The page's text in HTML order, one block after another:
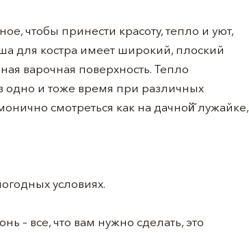
чтобы принести красоту, тепло и уют,
для костра имеет широкий, плоский
варочная поверхность. Тепло
одно и тоже время при различных
смотреться как на дачной̆ лужайке,
условиях.
– все, что вам нужно сделать, это